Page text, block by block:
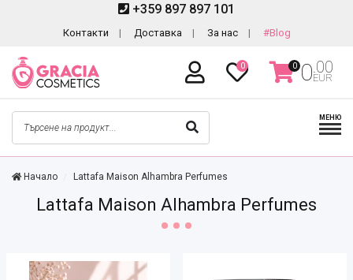
+359 897 897 101
Контакти Доставка За нас #Blog
0 0 0.00
EUR
МЕНЮ
Начало Lattafa Maison Alhambra Perfumes
Lattafa Maison Alhambra Perfumes